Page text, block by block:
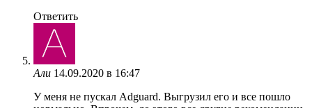
Ответить
Али 14.09.2020 в 16:47
У меня не пускал Adguard. Выгрузил его и все пошло